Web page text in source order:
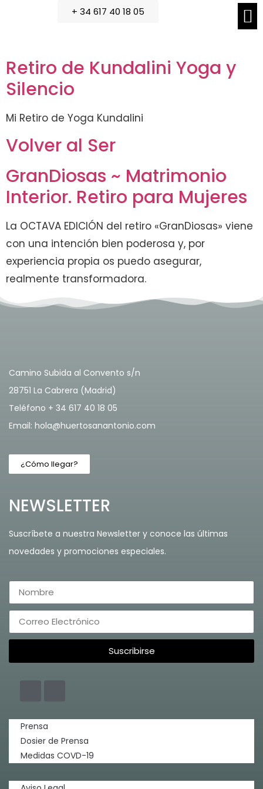
+ 34 617 40 18 05
Retiro de Kundalini Yoga y
Silencio
Mi Retiro de Yoga Kundalini
Volver al Ser
GranDiosas ~ Matrimonio
Interior. Retiro para Mujeres
La OCTAVA EDICIÓN del retiro «GranDiosas» viene
con una intención bien poderosa y, por
experiencia propia os puedo asegurar,
realmente transformadora.
Camino Subida al Convento s/n
28751 La Cabrera (Madrid)
Teléfono + 34 617 40 18 05
Email: hola@huertosanantonio.com
¿Cómo llegar?
NEWSLETTER
Suscríbete a nuestra Newsletter y conoce las últimas
novedades y promociones especiales.
Suscribirse
Prensa
Dosier de Prensa
Medidas COVD-19